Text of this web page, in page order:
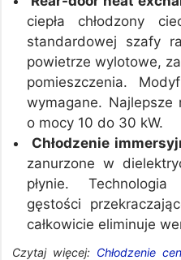
ciepła chłodzony
standardowej szafy
powietrze wylotowe,
pomieszczenia.
wymagane.
o mocy 10 do 30 kW.
Chłodzenie
zanurzone w
płynie.
gęstości
całkowicie eliminuje
Czytaj więcej: Chłodzenie